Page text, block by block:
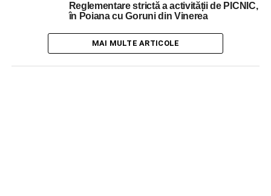
Reglementare strictă a activității de PICNIC,
în Poiana cu Goruni din Vinerea
MAI MULTE ARTICOLE